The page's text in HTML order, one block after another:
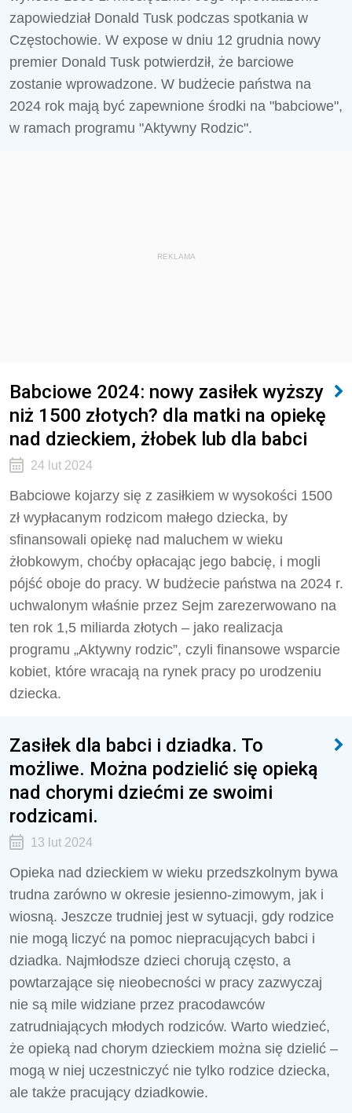
zapowiedział Donald Tusk podczas spotkania w
Częstochowie. W expose w dniu 12 grudnia nowy
premier Donald Tusk potwierdził, że barciowe
zostanie wprowadzone. W budżecie państwa na
2024 rok mają być zapewnione środki na "babciowe",
w ramach programu "Aktywny Rodzic".
REKLAMA
Babciowe 2024: nowy zasiłek wyższy
niż 1500 złotych? dla matki na opiekę
nad dzieckiem, żłobek lub dla babci
24 lut 2024
Babciowe kojarzy się z zasiłkiem w wysokości 1500
zł wypłacanym rodzicom małego dziecka, by
sfinansowali opiekę nad maluchem w wieku
żłobkowym, choćby opłacając jego babcię, i mogli
pójść oboje do pracy. W budżecie państwa na 2024 r.
uchwalonym właśnie przez Sejm zarezerwowano na
ten rok 1,5 miliarda złotych – jako realizacja
programu „Aktywny rodzic”, czyli finansowe wsparcie
kobiet, które wracają na rynek pracy po urodzeniu
dziecka.
Zasiłek dla babci i dziadka. To
możliwe. Można podzielić się opieką
nad chorymi dziećmi ze swoimi
rodzicami.
13 lut 2024
Opieka nad dzieckiem w wieku przedszkolnym bywa
trudna zarówno w okresie jesienno-zimowym, jak i
wiosną. Jeszcze trudniej jest w sytuacji, gdy rodzice
nie mogą liczyć na pomoc niepracujących babci i
dziadka. Najmłodsze dzieci chorują często, a
powtarzające się nieobecności w pracy zazwyczaj
nie są mile widziane przez pracodawców
zatrudniających młodych rodziców. Warto wiedzieć,
że opieką nad chorym dzieckiem można się dzielić –
mogą w niej uczestniczyć nie tylko rodzice dziecka,
ale także pracujący dziadkowie.